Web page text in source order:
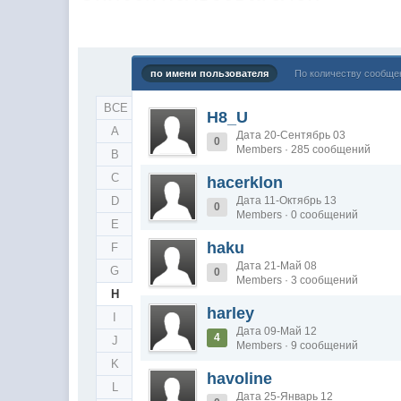
ВСЕ
A
B
C
D
E
F
G
H
J
K
L
по имени пользователя По количеству
H8_U
0
Дата 20-Сентябрь 03
Members · 285 сообщений
hacerklon
0
Дата 11-Октябрь 13
Members · 0 сообщений
haku
0
Дата 21-Май 08
Members · 3 сообщений
harley
4
Дата 09-Май 12
Members · 9 сообщений
havoline
Дата 25-Январь 12